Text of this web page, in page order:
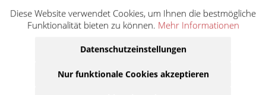
Jack Fox Jawa Kawasaki Keeway
LML Longbo
Diese Website verwendet Cookies, um Ihnen die bestmögliche
Funktionalität bieten zu können. Mehr Informationen
Datenschutzeinstellungen
Nur funktionale Cookies akzeptieren